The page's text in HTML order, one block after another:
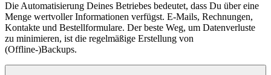
Die Automatisierung Deines Betriebes bedeutet, dass Du über eine
Menge wertvoller Informationen verfügst. E-Mails, Rechnungen,
Kontakte und Bestellformulare. Der beste Weg, um Datenverluste
zu minimieren, ist die regelmäßige Erstellung von
(Offline-)Backups.